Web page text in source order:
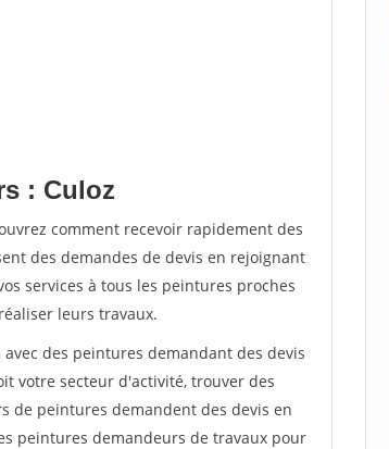
: Culoz
comment recevoir rapidement des
des demandes de devis en rejoignant
services à tous les peintures proches
leurs travaux.
des peintures demandant des devis
votre secteur d'activité, trouver des
de peintures demandent des devis en
peintures demandeurs de travaux pour